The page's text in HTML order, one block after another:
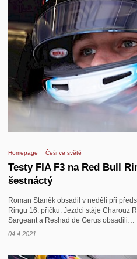
Homepage Češi ve světě
Testy FIA F3 na Red Bull
šestnáctý
Roman Staněk obsadil v neděli při
Ringu 16. příčku. Jezdci stáje Charouz
Sargeant a Reshad de Gerus obsadili…
04.4.2021